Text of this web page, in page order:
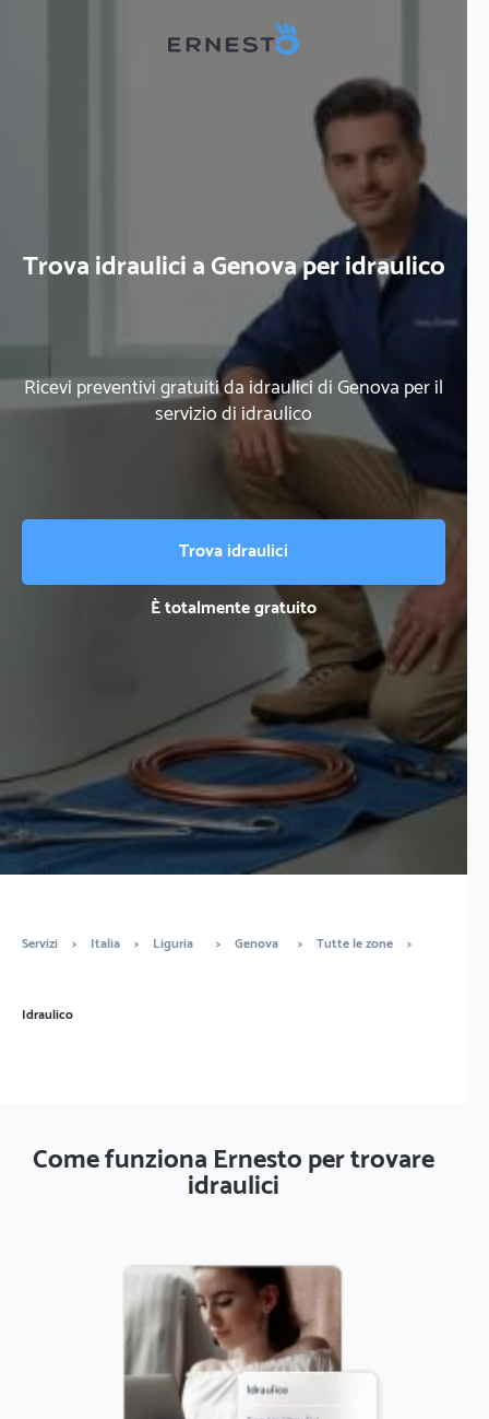
Trova idraulici a Genova per idraulico
Ricevi preventivi gratuiti da idraulici di Genova per il
servizio di idraulico
Trova idraulici
È totalmente gratuito
Servizi > Italia > Liguria > Genova > Tutte le zone >
Idraulico
Come funziona Ernesto per trovare
idraulici